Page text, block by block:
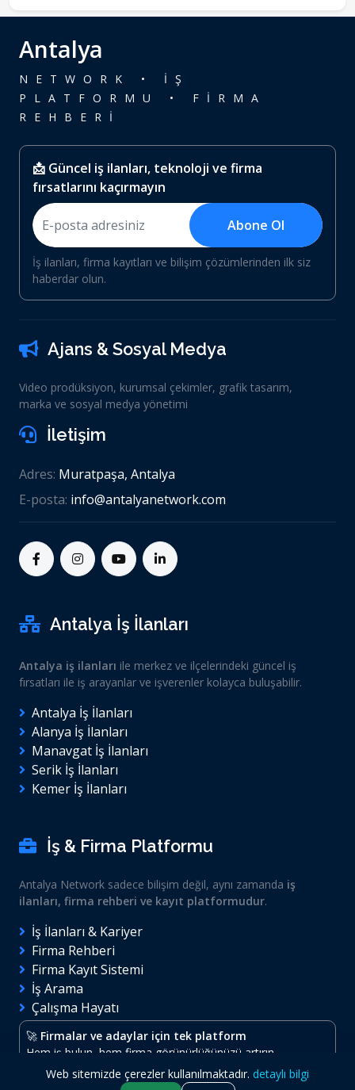
Antalya
NETWORK • İŞ
PLATFORMU • FİRMA
REHBERİ
📩 Güncel iş ilanları, teknoloji ve firma
fırsatlarını kaçırmayın
Abone Ol
İş ilanları, firma kayıtları ve bilişim çözümlerinden ilk siz
haberdar olun.
Ajans & Sosyal Medya
Video prodüksiyon, kurumsal çekimler, grafik tasarım,
marka ve sosyal medya yönetimi
İletişim
Adres: Muratpaşa, Antalya
E-posta: info@antalyanetwork.com
Antalya İş İlanları
Antalya iş ilanları ile merkez ve ilçelerindeki güncel iş
fırsatları ile iş arayanlar ve işverenler kolayca buluşabilir.
Antalya İş İlanları
Alanya İş İlanları
Manavgat İş İlanları
Serik İş İlanları
Kemer İş İlanları
İş & Firma Platformu
Antalya Network sadece bilişim değil, aynı zamanda iş
ilanları, firma rehberi ve kayıt platformudur.
İş İlanları & Kariyer
Firma Rehberi
Firma Kayıt Sistemi
İş Arama
Çalışma Hayatı
🚀 Firmalar ve adaylar için tek platform
Hem iş bulun, hem firma görünürlüğünüzü artırın.
Web sitemizde çerezler kullanılmaktadır. detaylı bilgi